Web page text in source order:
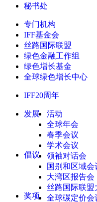
秘书处
专门机构
IFF基金会
丝路国际联盟
绿色金融工作组
绿色增长基金
全球绿色增长中心
IFF20周年
发展
倡议
奖项
活动
全球年会
春季会议
学术会议
领袖对话会
国别和区域会
大湾区报告会
丝路国际联盟
全球碳定价会